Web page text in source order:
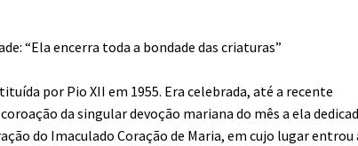
“Ela encerra toda a bondade das criaturas”
por Pio XII em 1955. Era celebrada, até a recente
da singular devoção mariana do mês a ela
do Imaculado Coração de Maria, em cujo lugar entrou